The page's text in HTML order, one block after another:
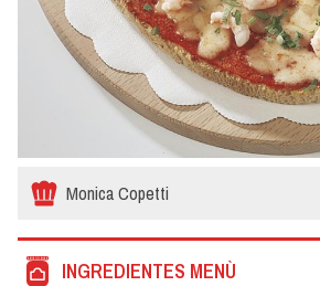
Monica Copetti
INGREDIENTES MENÙ